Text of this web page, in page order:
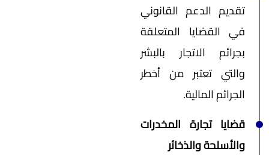
تقديم الدعم القانوني
في القضايا المتعلقة
بجرائم الاتجار بالبشر
والتي تعتبر من أخطر
الجرائم المالية.
قضايا تجارة المخدرات
والأسلحة والذخائر